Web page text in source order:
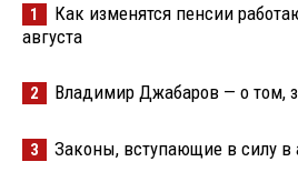
1
Как изменятся пенсии
августа
2 Владимир Джабаров — о том,
3 Законы, вступающие в силу в